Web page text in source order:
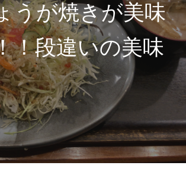
うが焼きが美味
！段違いの美味